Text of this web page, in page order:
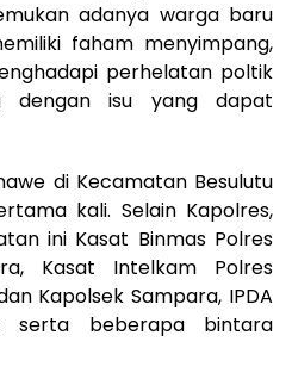
adanya warga baru
faham menyimpang,
perhelatan poltik
dengan isu yang dapat
di Kecamatan Besulutu
kali. Selain Kapolres,
ini Kasat Binmas Polres
Kasat Intelkam Polres
Kapolsek Sampara, IPDA
serta beberapa bintara